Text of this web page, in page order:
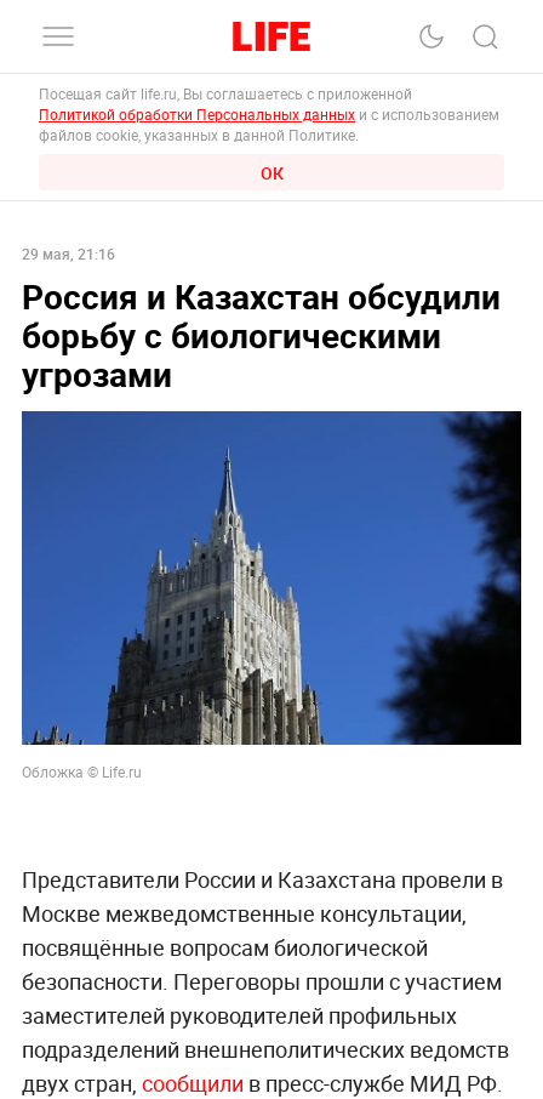
Посещая сайт life.ru, Вы соглашаетесь с приложенной
Политикой обработки Персональных данных и с использованием
файлов cookie, указанных в данной Политике.
ОК
29 мая, 21:16
Россия и Казахстан обсудили
борьбу с биологическими
угрозами
Обложка © Life.ru
Представители России и Казахстана провели в
Москве межведомственные консультации,
посвящённые вопросам биологической
безопасности. Переговоры прошли с участием
заместителей руководителей профильных
подразделений внешнеполитических ведомств
двух стран, сообщили в пресс-службе МИД РФ.